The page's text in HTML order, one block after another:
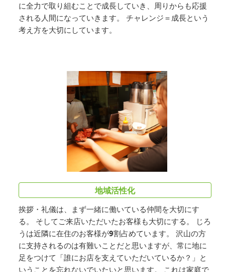
に全力で取り組むことで成長していき、周りからも応援
される人間になっていきます。 チャレンジ＝成長という
考え方を大切にしています。
地域活性化
挨拶・礼儀は、まず一緒に働いている仲間を大切にす
る。 そしてご来店いただいたお客様も大切にする。 じろ
うは近隣に在住のお客様が9割占めています。 沢山の方
に支持されるのは有難いことだと思いますが、常に地に
足をつけて「誰にお店を支えていただいているか？」と
いうことを忘れないでいたいと思います。 これは家庭で